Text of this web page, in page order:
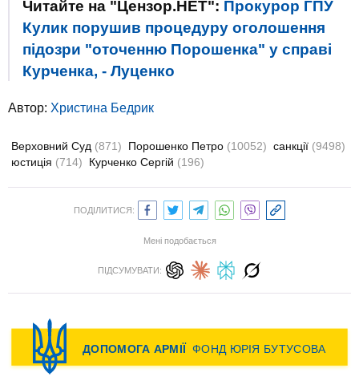
Читайте на "Цензор.НЕТ": Прокурор ГПУ
Кулик порушив процедуру оголошення
підозри "оточенню Порошенка" у справі
Курченка, - Луценко
Автор: Христина Бедрик
Верховний Суд (871) Порошенко Петро (10052) санкції (9498)
юстиція (714) Курченко Сергій (196)
ПОДІЛИТИСЯ:
Мені подобається
ПІДСУМУВАТИ: